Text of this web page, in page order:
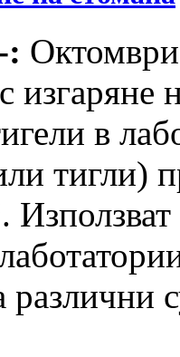
:
изгаряне
в
тигли)
различни